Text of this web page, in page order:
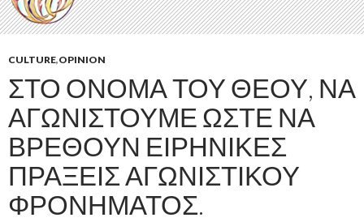
CULTURE,OPINION
ΣΤΟ ΌΝΟΜΑ ΤΟΥ ΘΕΟΎ, ΝΑ
ΑΓΩΝΙΣΤΟΎΜΕ ΏΣΤΕ ΝΑ
ΒΡΕΘΟΎΝ ΕΙΡΗΝΙΚΈΣ
ΠΡΆΞΕΙΣ ΑΓΩΝΙΣΤΙΚΟΎ
ΦΡΟΝΉΜΑΤΟΣ.